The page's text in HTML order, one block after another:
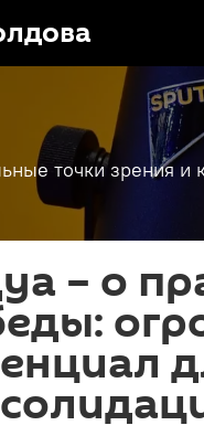
точки зрения и
– о